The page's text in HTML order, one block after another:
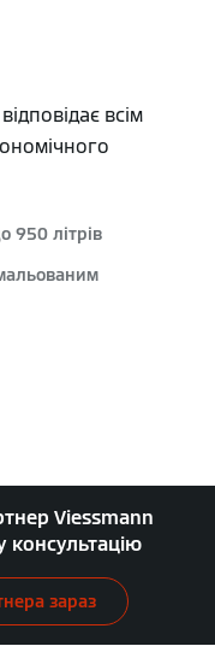
всім
950 літрів
Viessmann
консультацію
зараз